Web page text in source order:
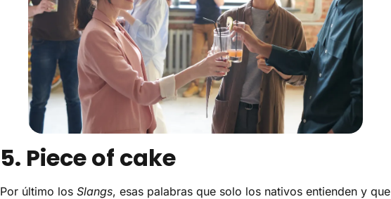
5. Piece of cake
Por último los Slangs, esas palabras que solo los nativos entienden y que